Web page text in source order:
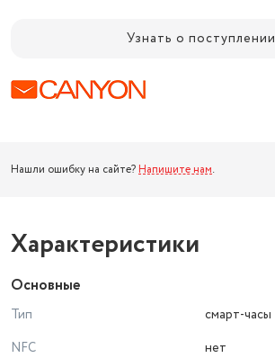
Узнать о поступлении
Нашли ошибку на сайте? Напишите нам.
Характеристики
Основные
Тип
смарт-часы
NFC
нет